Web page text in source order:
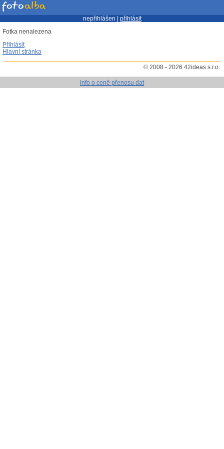
nepřihlášen | přihlásit
Fotka nenalezena
Přihlásit
Hlavní stránka
© 2008 - 2026 42ideas s.r.o.
info o ceně přenosu dat